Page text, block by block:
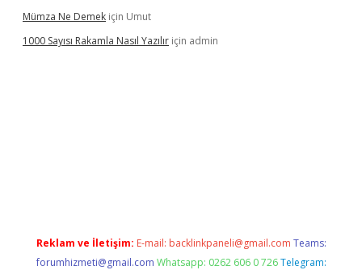
Mümza Ne Demek için Umut
1000 Sayısı Rakamla Nasıl Yazılır için admin
Reklam ve İletişim: E-mail: backlinkpaneli@gmail.com Teams:
forumhizmeti@gmail.com Whatsapp: 0262 606 0 726 Telegram: